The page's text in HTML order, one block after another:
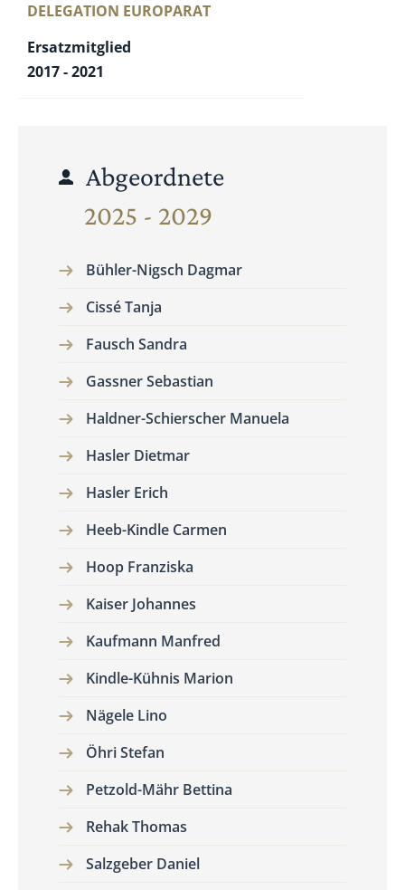
DELEGATION EUROPARAT
Ersatzmitglied
2017 - 2021
Abgeordnete
2025 - 2029
Bühler-Nigsch Dagmar
Cissé Tanja
Fausch Sandra
Gassner Sebastian
Haldner-Schierscher Manuela
Hasler Dietmar
Hasler Erich
Heeb-Kindle Carmen
Hoop Franziska
Kaiser Johannes
Kaufmann Manfred
Kindle-Kühnis Marion
Nägele Lino
Öhri Stefan
Petzold-Mähr Bettina
Rehak Thomas
Salzgeber Daniel